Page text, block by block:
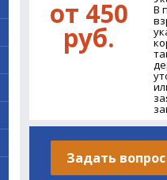
от 450
руб.
В
Задать вопрос